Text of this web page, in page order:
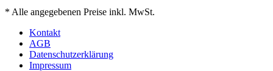
* Alle angegebenen Preise inkl. MwSt.
Kontakt
AGB
Datenschutzerklärung
Impressum